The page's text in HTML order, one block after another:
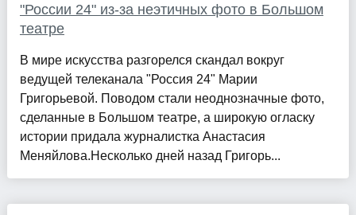
"России 24" из-за неэтичных фото в Большом
театре
В мире искусства разгорелся скандал вокруг
ведущей телеканала "Россия 24" Марии
Григорьевой. Поводом стали неоднозначные фото,
сделанные в Большом театре, а широкую огласку
истории придала журналистка Анастасия
Меняйлова.Несколько дней назад Григорь...